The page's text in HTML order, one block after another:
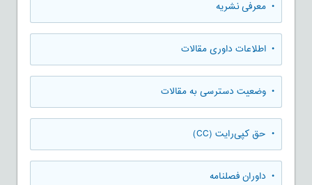
• معرفی نشریه
• اطلاعات داوری مقالات
• وضعیت دسترسی به مقالات
• حق کپی‌رایت (CC)
• داوران فصلنامه